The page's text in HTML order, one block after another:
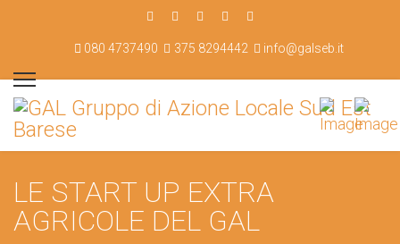
080 4737490 375 8294442 info@galseb.it
LE START UP EXTRA
AGRICOLE DEL GAL